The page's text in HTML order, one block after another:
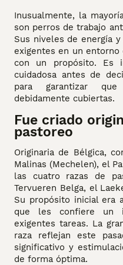
Inusualmente, la
son perros de trabajo
Sus niveles de energía
exigentes en un
con un propósito. Es
cuidadosa antes de
para garantizar
debidamente cubiertas.
Fue criado
pastoreo
Originaria de Bélgica,
Malinas (Mechelen), el
las cuatro razas de
Tervueren Belga, el
Su propósito inicial era
que les confiere un
exigentes tareas. La
raza reflejan este
significativo y
de forma óptima.